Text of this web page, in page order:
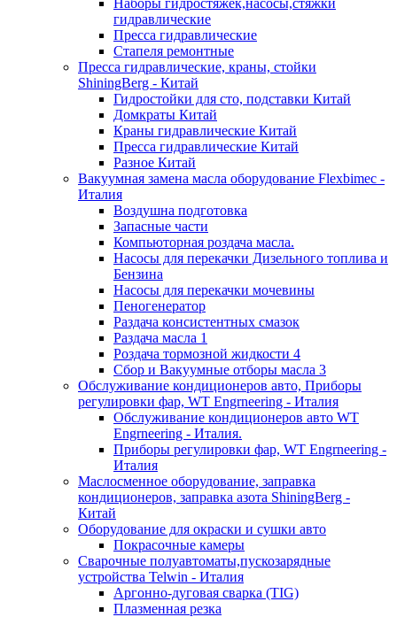
Наборы гидростяжек,насосы,стяжки
гидравлические
Пресса гидравлические
Стапеля ремонтные
Пресса гидравлические, краны, стойки
ShiningBerg - Китай
Гидростойки для сто, подставки Китай
Домкраты Китай
Краны гидравлические Китай
Пресса гидравлические Китай
Разное Китай
Вакуумная замена масла оборудование Flexbimeс -
Италия
Воздушна подготовка
Запасные части
Компьюторная роздача масла.
Насосы для перекачки Дизельного топлива и
Бензина
Насосы для перекачки мочевины
Пеногенератор
Раздача консистентных смазок
Раздача масла 1
Роздача тормозной жидкости 4
Сбор и Вакуумные отборы масла 3
Обслуживание кондиционеров авто, Приборы
регулировки фар, WT Engrneering - Италия
Обслуживание кондиционеров авто WT
Engrneering - Италия.
Приборы регулировки фар, WT Engrneering -
Италия
Маслосменное оборудование, заправка
кондиционеров, заправка азота ShiningBerg -
Китай
Оборудование для окраски и сушки авто
Покрасочные камеры
Сварочные полуавтоматы,пускозарядные
устройства Telwin - Италия
Аргонно-дуговая сварка (TIG)
Плазменная резка